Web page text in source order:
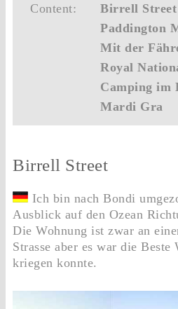
Content:
Birrell Street
Paddington
Mit der
Royal
Camping im
Mardi Gra
Birrell Street
Ich bin nach Bondi
Ausblick auf den Ozean
Die Wohnung ist zwar an
Strasse aber es war die Beste
kriegen konnte.